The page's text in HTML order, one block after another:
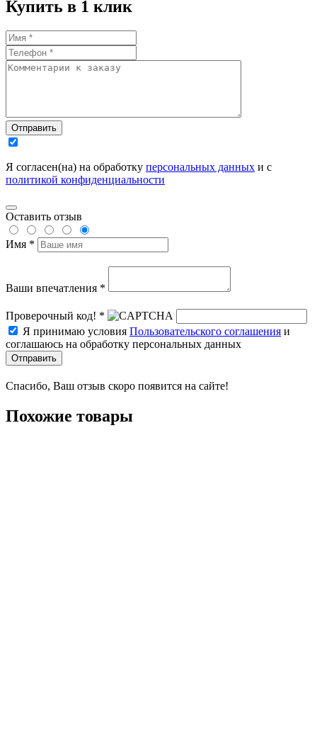
Купить в 1 клик
Отправить
Я согласен(на) на обработку персональных данных и с
политикой конфиденциальности
Оставить отзыв
Имя *
Ваши впечатления *
Проверочный код! *
Я принимаю условия Пользовательского соглашения и
соглашаюсь на обработку персональных данных
Отправить
Спасибо, Ваш отзыв скоро появится на сайте!
Похожие товары